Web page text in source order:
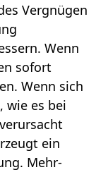
Vergnügen
Wenn
sofort
Wenn sich
wie es bei
ein
Mehr-